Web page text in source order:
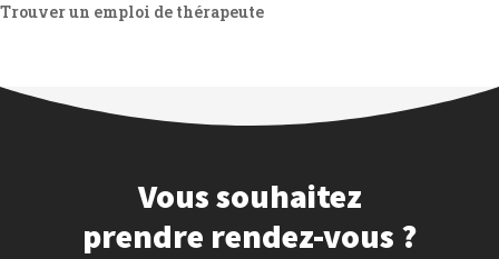
Trouver un emploi de thérapeute
Vous souhaitez
prendre rendez-vous ?